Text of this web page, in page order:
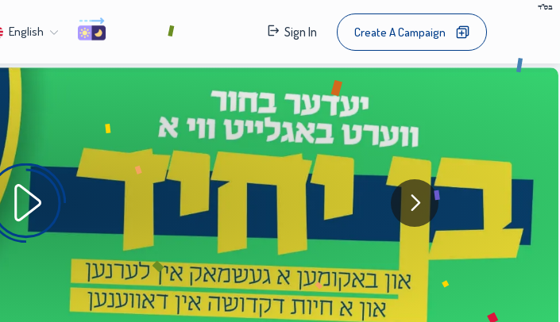
בס"ד
English Sign In Create A Campaign